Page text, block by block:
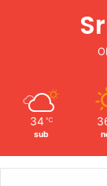
34 ℃
sub